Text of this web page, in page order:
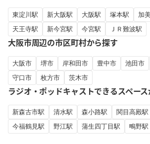
東淀川駅 新大阪駅 大阪駅 塚本駅 加
天王寺駅
新今宮駅 今宮駅 ＪＲ難波駅
大阪市周辺の市区町村から探す
大阪市 堺市 岸和田市 豊中市 池田市
守口市
枚方市 茨木市
ラジオ・ポッドキャストできるスペー
新森古市駅 清水駅 森小路駅 関目高殿駅
今福鶴見駅
野江駅 蒲生四丁目駅 鴫野駅